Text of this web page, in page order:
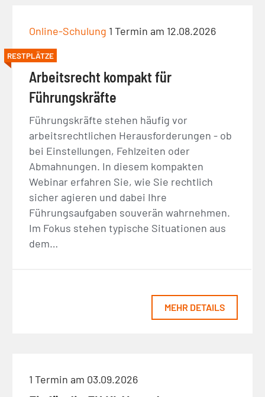
Online-Schulung 1 Termin am 12.08.2026
RESTPLÄTZE
Arbeitsrecht kompakt für
Führungskräfte
Führungskräfte stehen häufig vor
arbeitsrechtlichen Herausforderungen - ob
bei Einstellungen, Fehlzeiten oder
Abmahnungen. In diesem kompakten
Webinar erfahren Sie, wie Sie rechtlich
sicher agieren und dabei Ihre
Führungsaufgaben souverän wahrnehmen.
Im Fokus stehen typische Situationen aus
dem…
MEHR DETAILS
1 Termin am 03.09.2026